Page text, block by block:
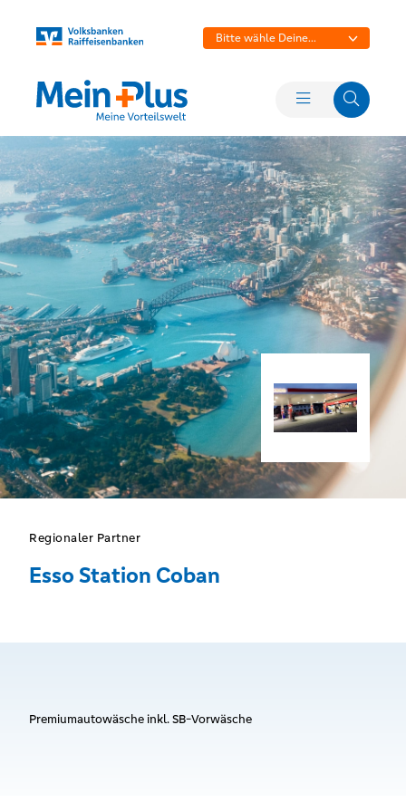
Bitte wähle Deine
Regionaler Partner
Esso Station Coban
Premiumautowäsche inkl. SB-Vorwäsche